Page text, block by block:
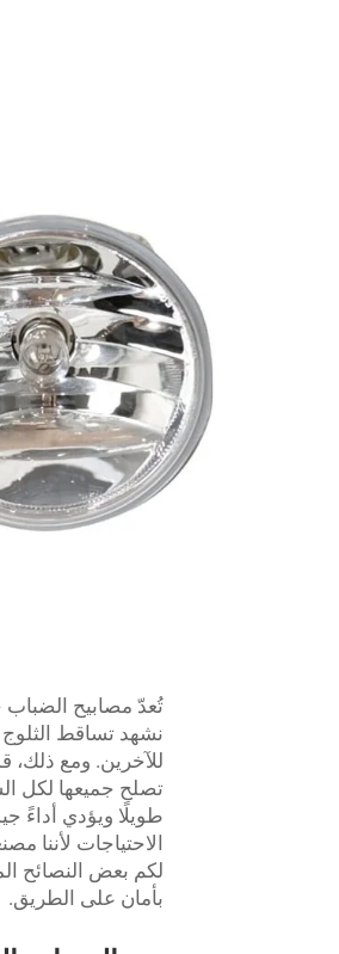
تُعدّ مصابيح الضباب
نشهد تساقط الثلوج
للآخرين. ومع ذلك،
تصلح جميعها لكل
طويلًا ويؤدي أداءً
الاحتياجات
لكم بعض النصائح
بأمان على الطريق.